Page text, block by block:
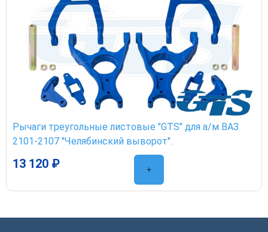
Рычаги треугольные листовые "GTS" для а/м ВАЗ
2101-2107 "Челябинский выворот".
13 120 ₽